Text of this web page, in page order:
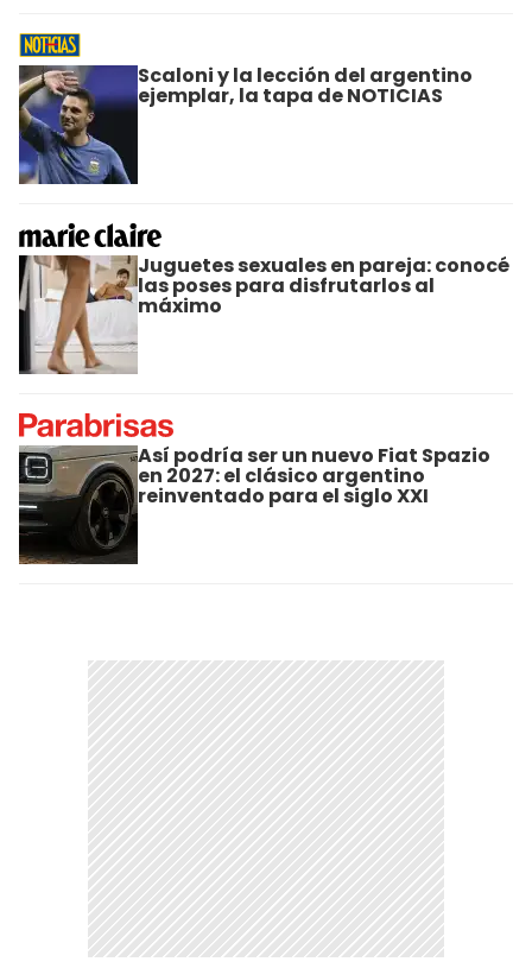
Scaloni y la lección del argentino
ejemplar, la tapa de NOTICIAS
Juguetes sexuales en pareja: conocé
las poses para disfrutarlos al
máximo
Así podría ser un nuevo Fiat Spazio
en 2027: el clásico argentino
reinventado para el siglo XXI